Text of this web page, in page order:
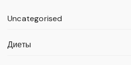
Uncategorised
Диеты